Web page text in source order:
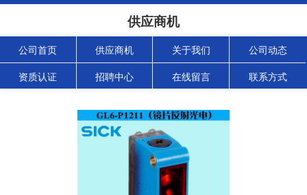
供应商机
公司首页 供应商机 关于我们 公司动态
资质认证 招聘中心 在线留言 联系方式